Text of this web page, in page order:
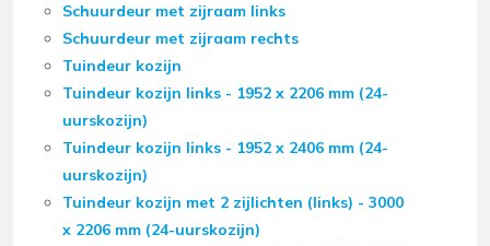
Schuurdeur met zijraam links
Schuurdeur met zijraam rechts
Tuindeur kozijn
Tuindeur kozijn links - 1952 x 2206 mm (24-
uurskozijn)
Tuindeur kozijn links - 1952 x 2406 mm (24-
uurskozijn)
Tuindeur kozijn met 2 zijlichten (links) - 3000
x 2206 mm (24-uurskozijn)